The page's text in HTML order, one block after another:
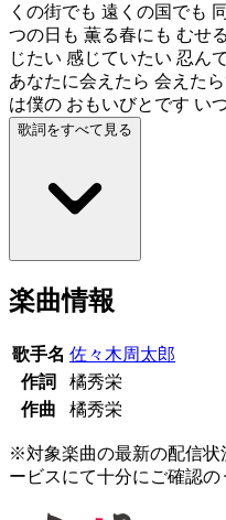
くの街でも 遠くの国でも
つの日も 薫る春にも むせ
じたい 感じていたい 忍ん
あなたに会えたら 会えた
は僕の おもいびとです い
歌詞をすべて見る
楽曲情報
歌手名 佐々木周太郎
作詞
橘秀栄
作曲
橘秀栄
※対象楽曲の最新の配信状
ービスにて十分にご確認の